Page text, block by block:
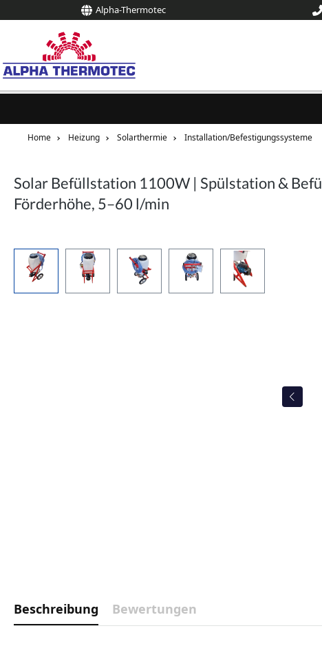
Zur Hauptnavigation springen
Alpha-Thermotec
Home Heizung Solarthermie Installation/Befestigungssysteme
Solar Befüllstation 1100W | Spülstation &
Förderhöhe, 5–60 l/min
Bildergalerie überspringen
Beschreibung Bewertungen